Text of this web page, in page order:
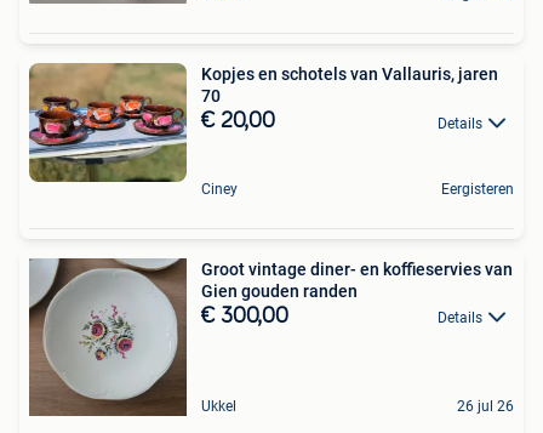
Kopjes en schotels van Vallauris, jaren
70
€ 20,00 Details
Ciney Eergisteren
Groot vintage diner- en koffieservies van
Gien gouden randen
€ 300,00 Details
Ukkel 26 jul 26